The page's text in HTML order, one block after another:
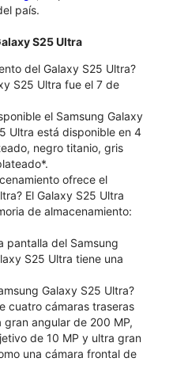
país.
S25 Ultra
del Galaxy S25 Ultra?
S25 Ultra fue el 7 de
el Samsung Galaxy
Ultra está disponible en 4
negro titanio, gris
ofrece el
El Galaxy S25 Ultra
de almacenamiento:
pantalla del Samsung
S25 Ultra tiene una
Galaxy S25 Ultra?
cuatro cámaras traseras
angular de 200 MP,
de 10 MP y ultra gran
una cámara frontal de